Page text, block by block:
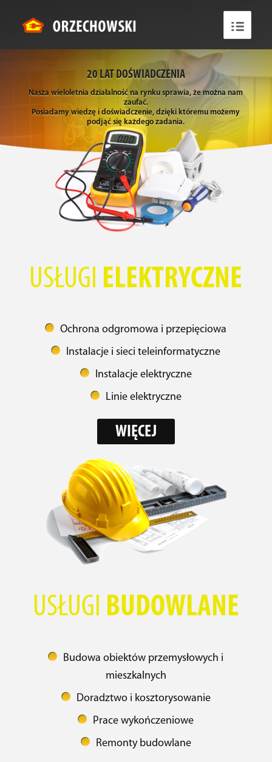
20 LAT DOŚWIADCZENIA
Nasza wieloletnia działalność na rynku sprawia, że można nam
zaufać.
Posiadamy wiedzę i doświadczenie, dzięki któremu możemy
podjąć się każdego zadania.
USŁUGI ELEKTRYCZNE
Ochrona odgromowa i przepięciowa
Instalacje i sieci teleinformatyczne
Instalacje elektryczne
Linie elektryczne
WIĘCEJ
USŁUGI BUDOWLANE
Budowa obiektów przemysłowych i
mieszkalnych
Doradztwo i kosztorysowanie
Prace wykończeniowe
Remonty budowlane